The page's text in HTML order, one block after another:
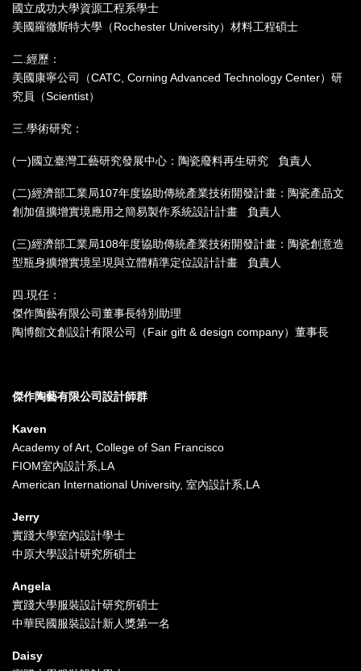
國立成功大學資源工程系學士
美國羅徹斯特大學（Rochester University）材料工程碩士
二.經歷：
美國康寧公司（CATC, Corning Advanced Technology Center）研
究員（Scientist）
三.學術研究：
(一)國立臺灣工藝研究發展中心：陶瓷廢料再生研究 負責人
(二)經濟部工業局107年度協助傳統產業技術開發計畫：陶瓷產品文
創加值擴增實境應用之簡易製作系統設計計畫 負責人
(三)經濟部工業局108年度協助傳統產業技術開發計畫：陶瓷創意造
型瓶身擴增實境呈現與立體精準定位設計計畫 負責人
四.現任：
傑作陶藝有限公司董事長特別助理
陶博館文創設計有限公司（Fair gift & design company）董事長
傑作陶藝有限公司​設計師群
Kaven
Academy of Art, College of San Francisco
FIOM室內設計系,LA
American International University, 室內設計系,LA
Jerry
實踐大學室內設計學士
中原大學設計研究所碩士
Angela
實踐大學服裝設計研究所碩士
中華民國服裝設計新人獎第一名
Daisy